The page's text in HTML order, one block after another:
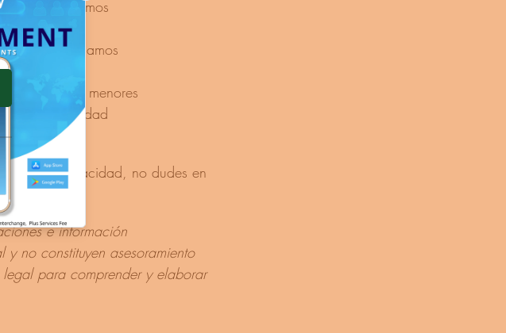
la obtenemos
personal
que recopilamos
de menores
de privacidad
privacidad
de privacidad, no dudes en
e información
no constituyen asesoramiento
para comprender y elaborar